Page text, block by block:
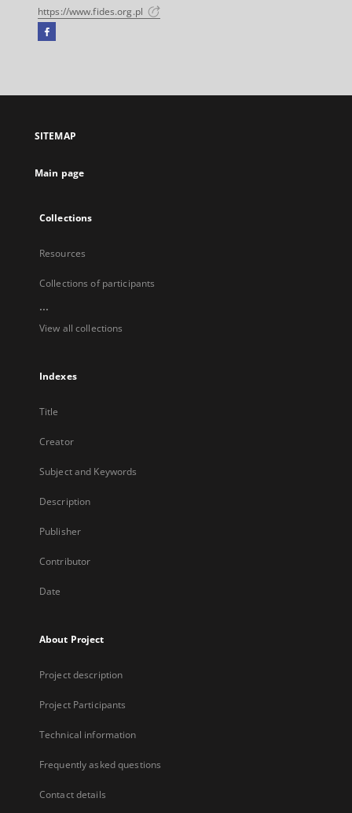
https://www.fides.org.pl
Facebook
open
new
SITEMAP
Main page
Collections
Resources
Collections of participants
...
View all collections
Indexes
Title
Creator
Subject and Keywords
Description
Publisher
Contributor
Date
About Project
Project description
Project Participants
Technical information
Frequently asked questions
Contact details